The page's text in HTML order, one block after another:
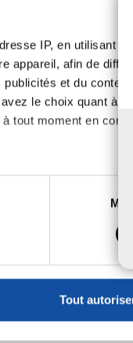
IP, en utilisant
appareil, afin de
et du
le choix quant à
tout moment en
précises à plusieurs
reportez-
de la déclaration sur
Tout
gifs/original/
gifs/original/gif-
pablo
enfant)